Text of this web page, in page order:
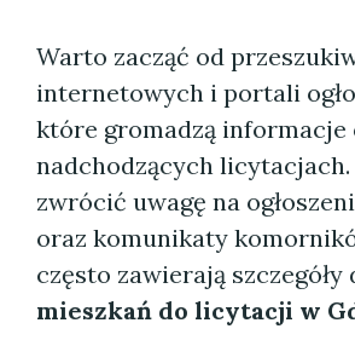
Warto zacząć od
internetowych i portali
które gromadzą informacje
nadchodzących licytacjach.
zwrócić uwagę na
oraz komunikaty
często zawierają szczegóły
mieszkań do licytacji w